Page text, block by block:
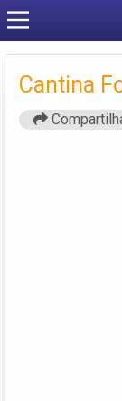
Cantina